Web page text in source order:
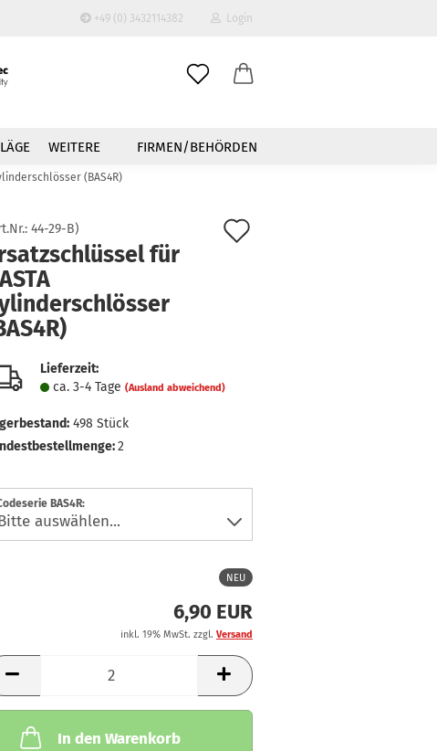
+49 (0) 3432114382 Login
Passwort
Konto erstellen
Passwort vergessen?
FIRMEN/BEHÖRDEN
WEITERE
(BAS4R)
44-29-B)
für
Lieferzeit:
ca. 3-4 Tage (Ausland abweichend)
498 Stück
2
BAS4R:
NEU
6,90 EUR
inkl. 19% MwSt. zzgl. Versand
In den Warenkorb